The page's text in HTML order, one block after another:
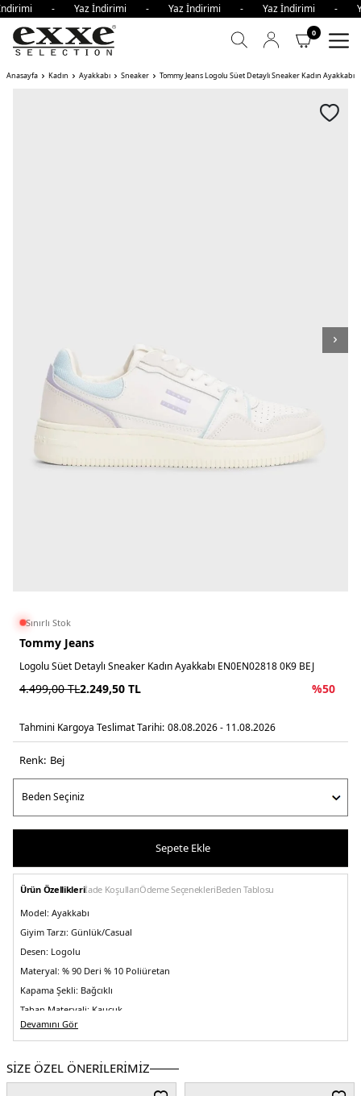
- Yaz İndirimi - Yaz İndirimi - Yaz İndirimi
0
Anasayfa Kadın Ayakkabı Sneaker Tommy Jeans Logolu Süet Detaylı Sneaker Kadın Ayakkabı
Sınırlı Stok
Tommy Jeans
Logolu Süet Detaylı Sneaker Kadın Ayakkabı EN0EN02818 0K9 BEJ
4.499,00TL2.249,50 TL %50
Tahmini Kargoya Teslimat Tarihi: 08.08.2026 - 11.08.2026
Renk: bej
Sepete Ekle
Ürün Özellikleriİade KoşullarıÖdeme SeçenekleriBeden Tablosu
Model: Ayakkabı
Giyim Tarzı: Günlük/Casual
Desen: Logolu
Materyal: % 90 Deri % 10 Poliüretan
Kapama Şekli: Bağcıklı
Taban Materyali: Kauçuk
Burun Tipi:Yuvarlak Burun
Detaylar: -Karışık dokulara sahip paneller
2DEEN0EN028180K9.17
Devamını Gör
SİZE ÖZEL ÖNERİLERİMİZ